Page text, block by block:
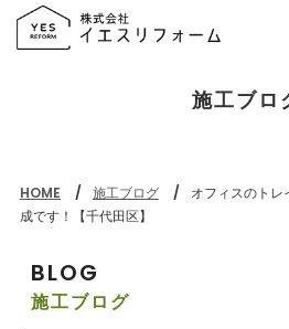
施工ブロ
HOME 施工ブログ
オフィスのト
成です！【千代田区】
BLOG
施工ブログ